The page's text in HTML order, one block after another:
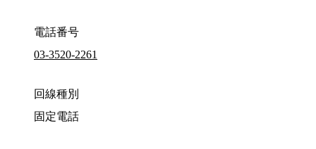
電話番号
03-3520-2261
回線種別
固定電話